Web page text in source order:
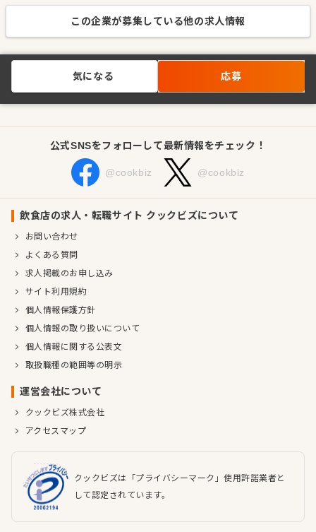
この企業が募集している他の求人情報
気になる 応募
公式SNSをフォローして最新情報をチェック！
@cookbiz @cookbiz
飲食店の求人・転職サイト クックビズについて
お問い合わせ
よくある質問
求人掲載のお申し込み
サイト利用規約
個人情報保護方針
個人情報の取り扱いについて
個人情報に関する公表文
取扱職種の範囲等の明示
運営会社について
クックビズ株式会社
アクセスマップ
クックビズは「プライバシーマーク」使用許諾業者と
して認定されています。